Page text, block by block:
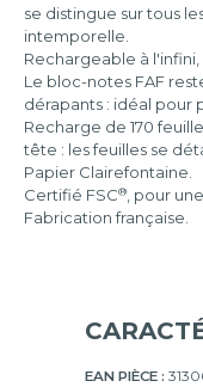
se distingue sur tous
intemporelle.
Rechargeable à
Le bloc-notes FAF
dérapants : idéal pour
Recharge de 170
tête : les feuilles se
Papier Clairefontaine.
Certifié FSC®, pour
Fabrication française.
EAN PIÈCE :